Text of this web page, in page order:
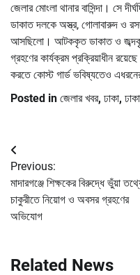
জেলার মোংলা থানার বাসিন্দা। সে
ডাকাত দলকে অস্ত্র, গোলাবারুদ ও
আসছিলো। আটককৃত ডাকাত ও
গ্রহণের কার্যক্রম প্রক্রিয়াধীন
করতে কোস্ট গার্ড ভবিষ্যতেও
Posted in জেলার খবর, ঢাকা,
Post
navigation
Previous:
মাদারগঞ্জে শিক্ষকের বিরুদ্ধে ভুঁয়া
চাকুরীতে নিয়োগ ও অবসর গ্রহণের
অভিযোগ
Related News